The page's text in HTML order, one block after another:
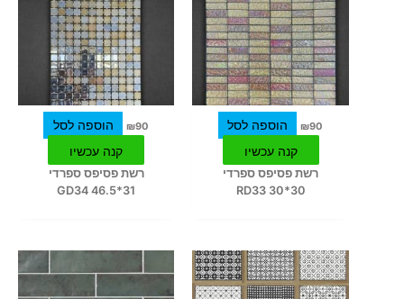
₪90
הוספה לסל
קנה עכשיו
רשת פסיפס ספרדי
30*30 RD33
₪90
הוספה לסל
קנה עכשיו
רשת פסיפס ספרדי
31*46.5 GD34